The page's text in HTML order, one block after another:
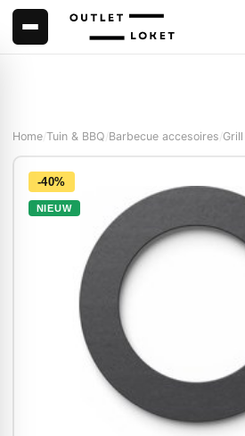
Home Tuin & BBQ Barbecue accesoires
-40%
NIEUW